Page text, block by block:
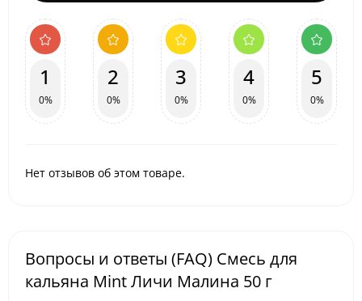
1
0%
2
0%
3
0%
4
0%
5
0%
Нет отзывов об этом товаре.
Вопросы и ответы (FAQ) Смесь для
кальяна Mint Личи Малина 50 г